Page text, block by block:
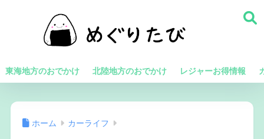
東海地方のおでかけ 北陸地方のおでかけ レジャーお得情報
ホーム カーライフ